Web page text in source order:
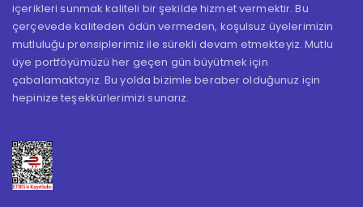
içerikleri sunmak kaliteli bir şekilde hizmet vermektir. Bu
çerçevede kaliteden ödün vermeden, koşulsuz üyelerimizin
mutluluğu prensiplerimiz ile sürekli devam etmekteyiz. Mutlu
üye portföyümüzü her geçen gün büyütmek için
çabalamaktayız. Bu yolda bizimle beraber olduğunuz için
hepinize teşekkürlerimizi sunarız.